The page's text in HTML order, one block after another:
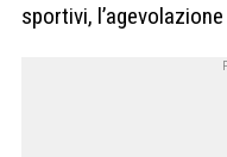
sportivi,